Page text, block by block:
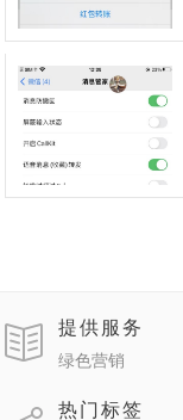
提供服务
绿色营销
热门标签